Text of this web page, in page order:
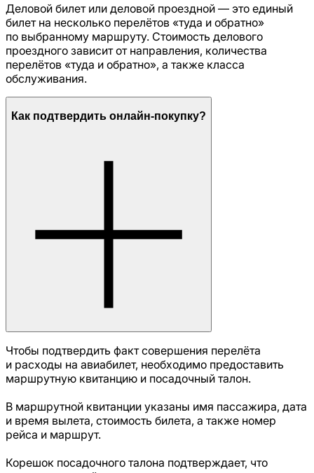
Деловой билет или деловой проездной — это единый
билет на несколько перелётов «туда и обратно»
по выбранному маршруту. Стоимость делового
проездного зависит от направления, количества
перелётов «туда и обратно», а также класса
обслуживания.
Как подтвердить онлайн-покупку?
Чтобы подтвердить факт совершения перелёта
и расходы на авиабилет, необходимо предоставить
маршрутную квитанцию и посадочный талон.
В маршрутной квитанции указаны имя пассажира, дата
и время вылета, стоимость билета, а также номер
рейса и маршрут.
Корешок посадочного талона подтверждает, что